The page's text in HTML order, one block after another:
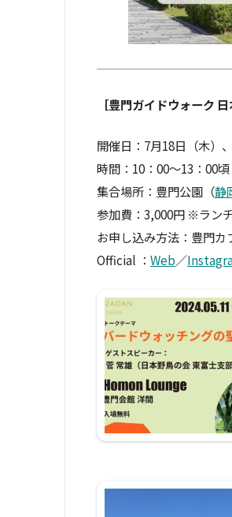
［豊門ガイドウォーク
開催日：7月18日（木）
時間：10：00〜13：00頃
集合場所：豊門公園（静
参加費：3,000円 ※ラン
お申し込み方法：豊門
Official ： Web／